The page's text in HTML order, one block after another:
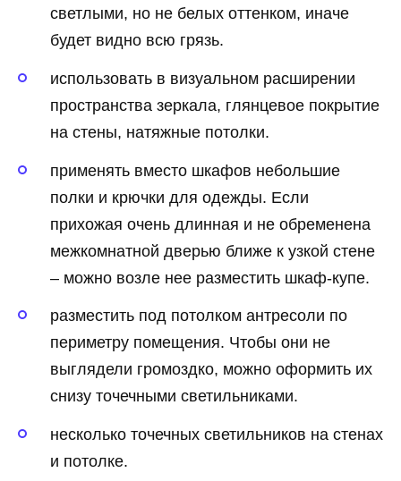
светлыми, но не белых оттенком, иначе
будет видно всю грязь.
использовать в визуальном расширении
пространства зеркала, глянцевое покрытие
на стены, натяжные потолки.
применять вместо шкафов небольшие
полки и крючки для одежды. Если
прихожая очень длинная и не обременена
межкомнатной дверью ближе к узкой стене
– можно возле нее разместить шкаф-купе.
разместить под потолком антресоли по
периметру помещения. Чтобы они не
выглядели громоздко, можно оформить их
снизу точечными светильниками.
несколько точечных светильников на стенах
и потолке.